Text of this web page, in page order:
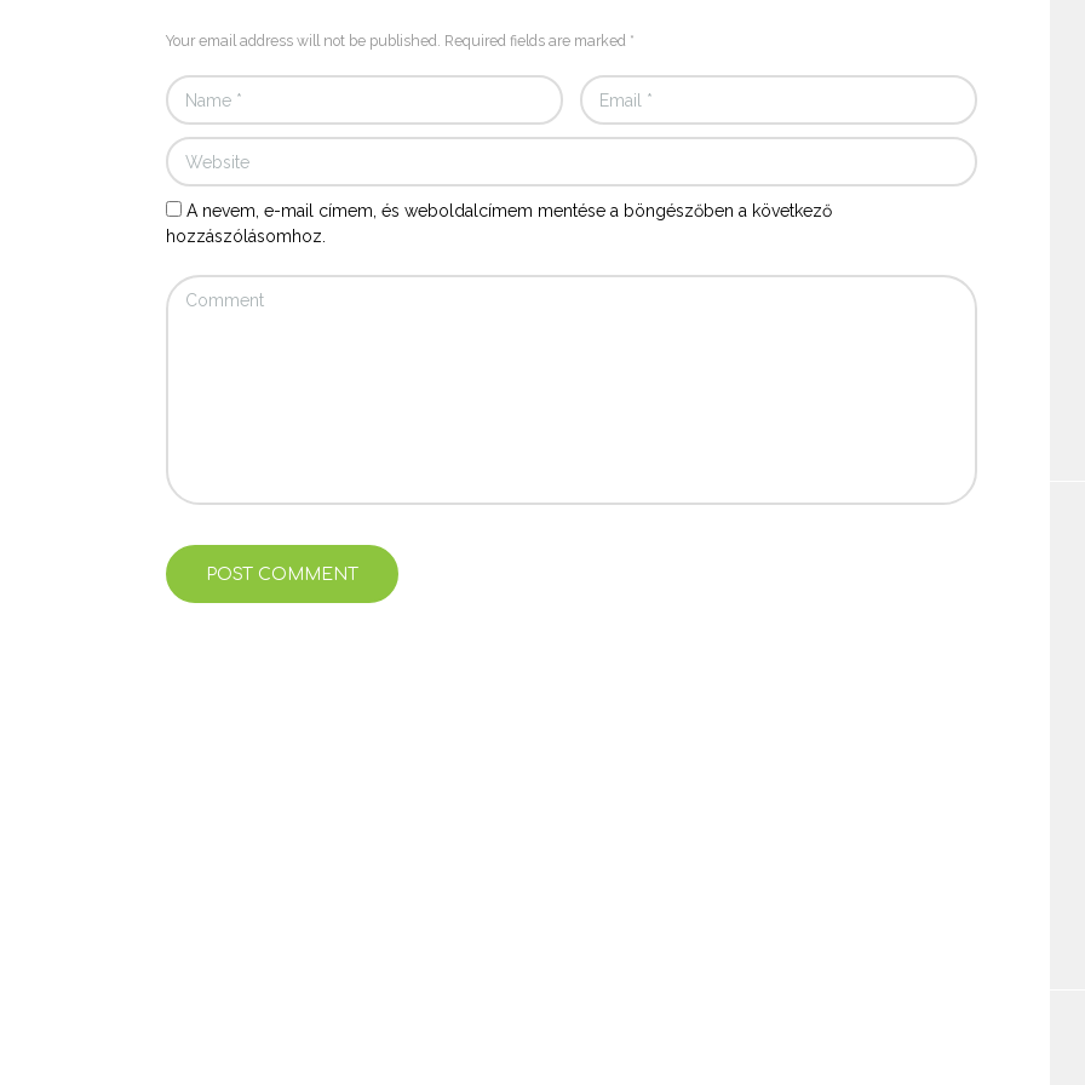
Your email address will not be published. Required fields are marked *
A nevem, e-mail címem, és weboldalcímem mentése a böngészőben a következő
hozzászólásomhoz.